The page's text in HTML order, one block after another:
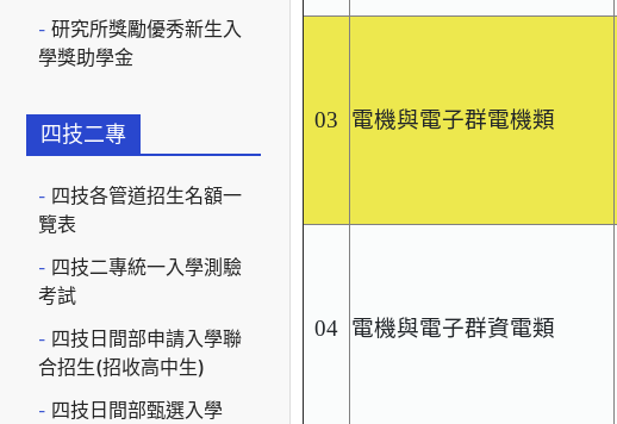
研究所獎勵優秀新生入
學獎助學金
四技二專
四技各管道招生名額一
覽表
四技二專統一入學測驗
考試
四技日間部申請入學聯
合招生(招收高中生)
四技日間部甄選入學
03 電機與電子群電機類
04 電機與電子群資電類